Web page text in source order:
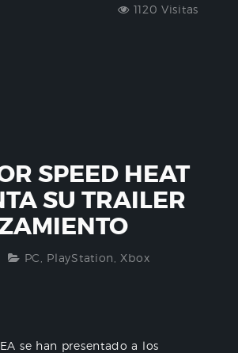
1120 Visitas
SPEED HEAT
SU TRAILER
PC PlayStation Xbox
se han presentado a los